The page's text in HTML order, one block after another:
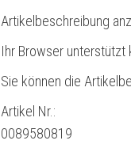
Artikelbeschreibung
Ihr Browser unterstützt
Sie können die
Artikel Nr.:
0089580819